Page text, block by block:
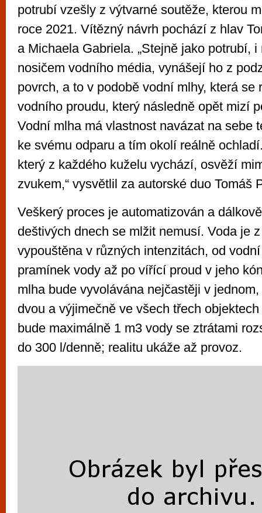
potrubí vzešly z výtvarné soutěže, kterou
roce 2021. Vítězný návrh pochází z hlav
a Michaela Gabriela. „Stejně jako potrubí,
nosičem vodního média, vynášejí ho z
povrch, a to v podobě vodní mlhy, která se
vodního proudu, který následně opět mizí
Vodní mlha má vlastnost navázat na sebe
ke svému odparu a tím okolí reálně
který z každého kuželu vychází, osvěží
zvukem,“ vysvětlil za autorské duo Tomáš
Veškerý proces je automatizován a
deštivých dnech se mlžit nemusí. Voda je
vypouštěna v různých intenzitách, od
pramínek vody až po vířící proud v jeho
mlha bude vyvolávána nejčastěji v
dvou a výjimečně ve všech třech
bude maximálně 1 m3 vody se ztrátami
do 300 l/denně; realitu ukáže až provoz.